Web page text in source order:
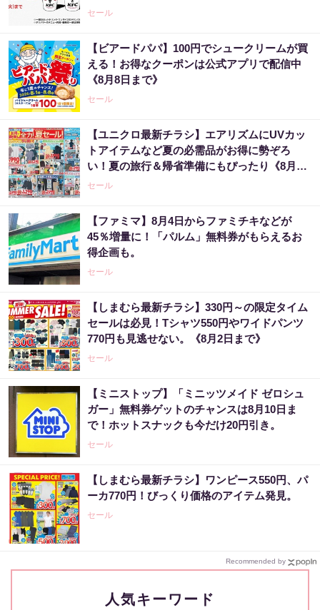
セール
【ビアードパパ】100円でシュークリームが買
える！お得なクーポンは公式アプリで配信中
《8月8日まで》
セール
【ユニクロ最新チラシ】エアリズムにUVカッ
トアイテムなど夏の必需品がお得に勢ぞろ
い！夏の旅行＆帰省準備にもぴったり《8月6
日まで》
セール
【ファミマ】8月4日からファミチキなどが
45％増量に！「パルム」無料券がもらえるお
得企画も。
セール
【しまむら最新チラシ】330円～の限定タイム
セールは必見！Tシャツ550円やワイドパンツ
770円も見逃せない。《8月2日まで》
セール
【ミニストップ】「ミニッツメイド ゼロシュ
ガー」無料券ゲットのチャンスは8月10日ま
で！ホットスナックも今だけ20円引き。
セール
【しまむら最新チラシ】ワンピース550円、パ
ーカ770円！びっくり価格のアイテム発見。
セール
Recommended by
人気キーワード